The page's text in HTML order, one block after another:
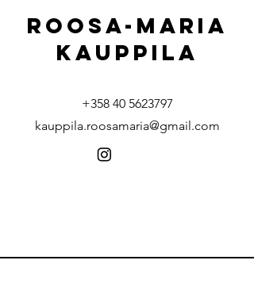
ROOSa-MARIA
kauppila
+358 40 5623797
kauppila.roosamaria@gmail.com